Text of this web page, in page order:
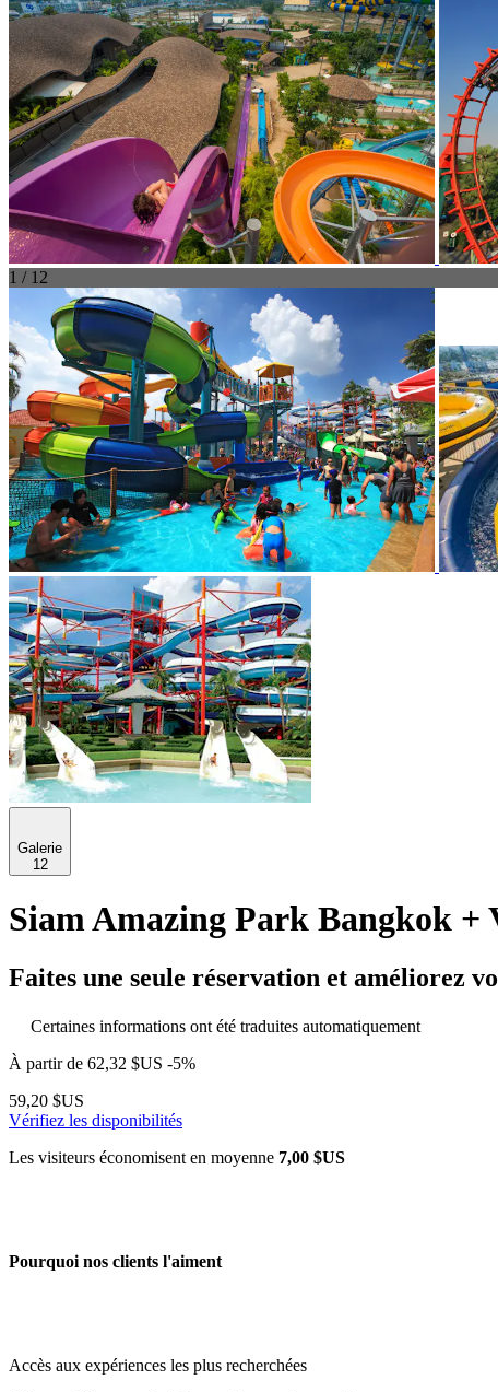
1 / 12
Galerie
12
Siam Amazing Park Bangkok +
Faites une seule réservation et améliorez
Certaines informations ont été traduites automatiquement
À partir de 62,32 $US -5%
59,20 $US
Vérifiez les disponibilités
Les visiteurs économisent en moyenne 7,00 $US
Pourquoi nos clients l'aiment
Accès aux expériences les plus recherchées